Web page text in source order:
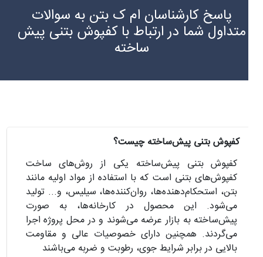
پاسخ کارشناسان ام ک بتن به سوالات
متداول شما در ارتباط با کفپوش بتنی پیش
ساخته
کفپوش بتنی پیش‌ساخته چیست؟
کفپوش بتنی پیش‌ساخته یکی از روش‌های ساخت
کفپوش‌های بتنی است که با استفاده از مواد اولیه مانند
بتن، استحکام‌دهنده‌ها، روان‌کننده‌ها، سیلیس، و... تولید
می‌شود. این محصول در کارخانه‌ها، به صورت
پیش‌ساخته به بازار عرضه می‌شوند و در محل پروژه اجرا
می‌گردند. همچنین دارای خصوصیات عالی و مقاومت
بالایی در برابر شرایط جوی، رطوبت و ضربه می‌باشند